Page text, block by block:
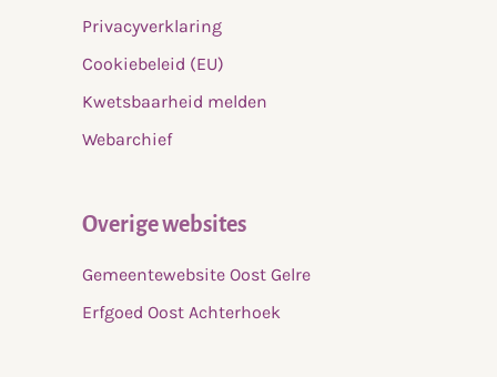
Privacyverklaring
Cookiebeleid (EU)
Kwetsbaarheid melden
Webarchief
Overige websites
Gemeentewebsite Oost Gelre
Erfgoed Oost Achterhoek